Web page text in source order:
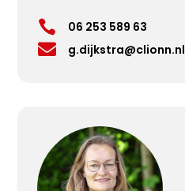
 06 253 589 63
 g.dijkstra@clionn.nl